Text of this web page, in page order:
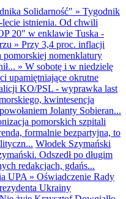
Solidarność" » Tygodnik
istnienia. Od chwili
20" w enklawie Tuska -
» Przy 3,4 proc. inflacji
nomenklatury
» W sobotę i w niedzielę
upamiętniające okrutne
KO/PSL - wyprawka last
kwintesencja
Jolanty Sobieran...
pomorskich szpitali
formalnie bezpartyjna, to
Włodek Szymański
Odszedł po długim
redakcjach, gdańs...
UPA » Oświadczenie Rady
Ukrainy